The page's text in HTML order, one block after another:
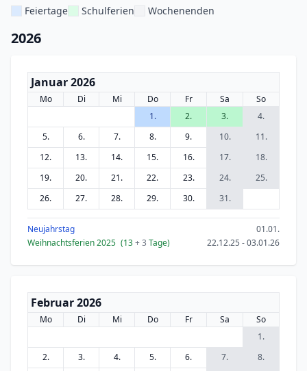
Feiertage Schulferien Wochenenden
2026
Januar 2026
Mo Di Mi Do Fr Sa
So
1.
2. 3.
4.
5.
6. 7. 8. 9. 10.
11.
12.
13. 14. 15. 16. 17.
18.
19.
20. 21. 22. 23. 24.
25.
26.
27. 28. 29. 30. 31.
Neujahrstag
01.01.
Weihnachtsferien 2025 (13+ 3 Tage) 22.12.25 - 03.01.26
Februar 2026
Mo Di Mi Do Fr Sa
So
1.
2.
3. 4. 5. 6. 7.
8.